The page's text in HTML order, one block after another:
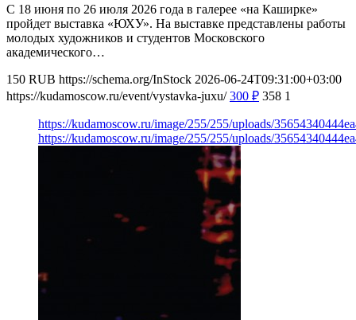
С 18 июня по 26 июля 2026 года в галерее «на Каширке»
пройдет выставка «ЮХУ». На выставке представлены работы
молодых художников и студентов Московского
академического…
150 RUB https://schema.org/InStock 2026-06-24T09:31:00+03:00
https://kudamoscow.ru/event/vystavka-juxu/ 300 ₽ 358 1
https://kudamoscow.ru/image/255/255/uploads/
https://kudamoscow.ru/image/255/255/uploads/